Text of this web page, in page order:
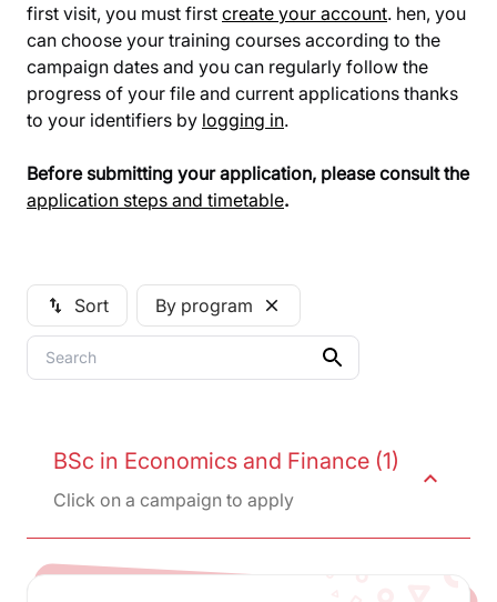
first visit, you must first create your account. hen, you
can choose your training courses according to the
campaign dates and you can regularly follow the
progress of your file and current applications thanks
to your identifiers by logging in.
Before submitting your application, please consult the
application steps and timetable.
swap_vert Sort By program close
BSc in Economics and Finance (1)
Click on a campaign to apply
expand_less